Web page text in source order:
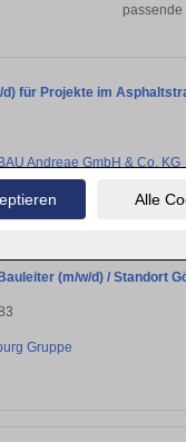
Alle
d) für Projekte im
Andreae GmbH & Co. KG
(m/w/d) / Standort
Gruppe